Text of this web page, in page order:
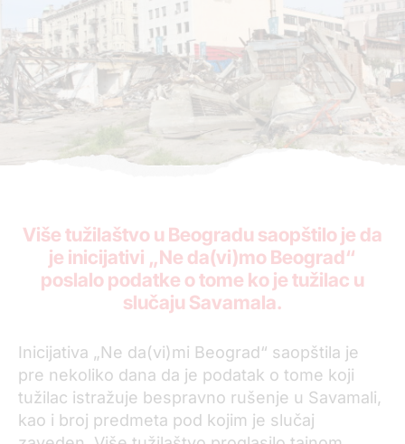
Više tužilaštvo u Beogradu saopštilo je da
je inicijativi „Ne da(vi)mo Beograd“
poslalo podatke o tome ko je tužilac u
slučaju Savamala.
Inicijativa „Ne da(vi)mi Beograd“ saopštila je
pre nekoliko dana da je podatak o tome koji
tužilac istražuje bespravno rušenje u Savamali,
kao i broj predmeta pod kojim je slučaj